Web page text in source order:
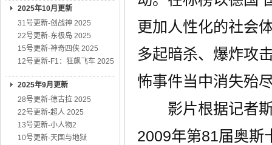
2025年10月更新
31号更新-创战神 2025
22号更新-东极岛 2025
15号更新-神奇四侠 2025
12号更新-F1：狂飙飞车 2025
2025年9月更新
28号更新-德古拉 2025
22号更新-超人 2025
13号更新-小人物2
10号更新-天国与地狱
更加人性化的社会
多起暗杀、爆炸攻
怖事件当中消失殆
影片根据记者斯
2009年第81届奥斯